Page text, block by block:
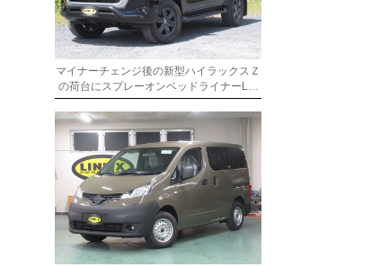
マイナーチェンジ後の新型ハイラックスＺ
の荷台にスプレーオンベッドライナーL…